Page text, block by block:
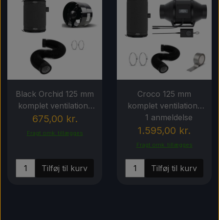
Black Orchid 125 mm
komplet ventilations
sæt
675,00 kr.
Fragt omk. tillægges
Tilføj til kurv
Croco 125 mm
komplet ventilations
sæt
1 anmeldelse
1.595,00 kr.
Fragt omk. tillægges
Tilføj til kurv